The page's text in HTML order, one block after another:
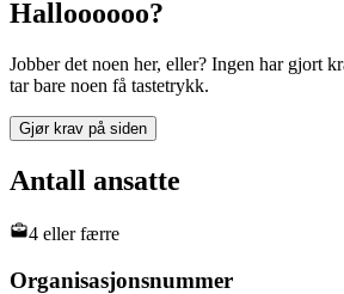
Halloooooo?
Jobber det noen her, eller? Ingen har gjort
tar bare noen få tastetrykk.
Gjør krav på siden
Antall ansatte
4 eller færre
Organisasjonsnummer